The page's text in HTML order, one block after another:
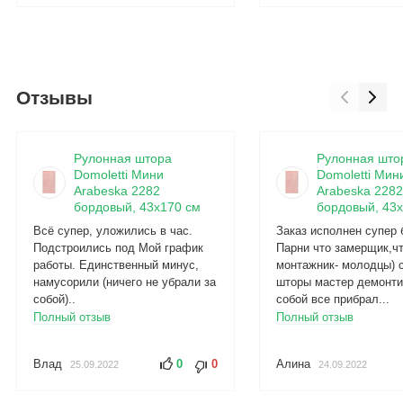
Отзывы
Рулонная штора
Domoletti Мини
Arabeska 2282
бордовый, 43x170 см
Всё супер, уложились в час.
Подстроились под Мой график
работы. Единственный минус,
намусорили (ничего не убрали за
собой)..
Полный отзыв
Влад 25.09.2022 0 0
Рулонная
Domoletti
Arabeska 2282
бордовый,
Заказ исполнен супер
Парни что
монтажник- молодцы)
шторы мастер
собой все прибрал...
Полный отзыв
Алина 24.09.2022